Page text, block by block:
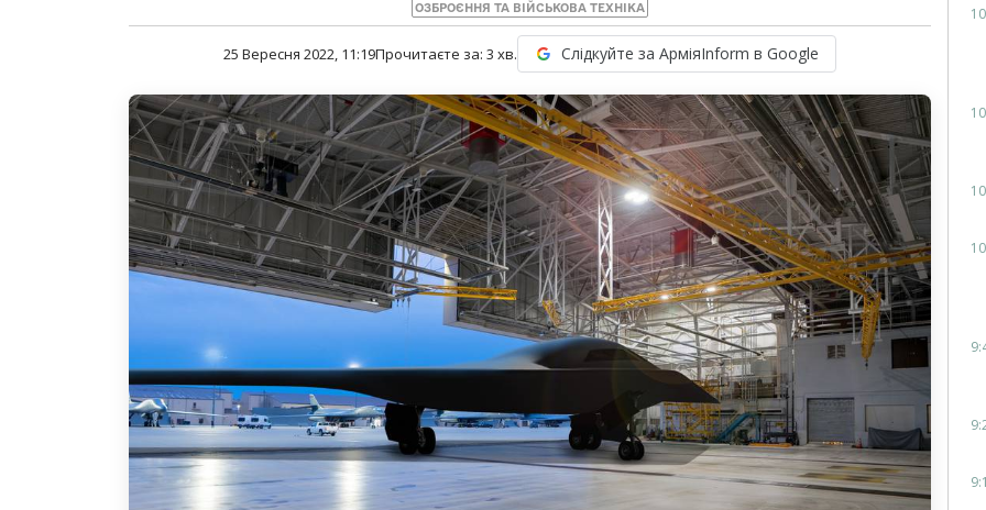
ОЗБРОЄННЯ ТА ВІЙСЬКОВА ТЕХНІКА
25 Вересня 2022, 11:19Прочитаєте за: 3 хв. Слідкуйте за АрміяInform в Google